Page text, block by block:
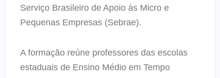
Serviço Brasileiro de Apoio às Micro e
Pequenas Empresas (Sebrae).
A formação reúne professores das escolas
estaduais de Ensino Médio em Tempo